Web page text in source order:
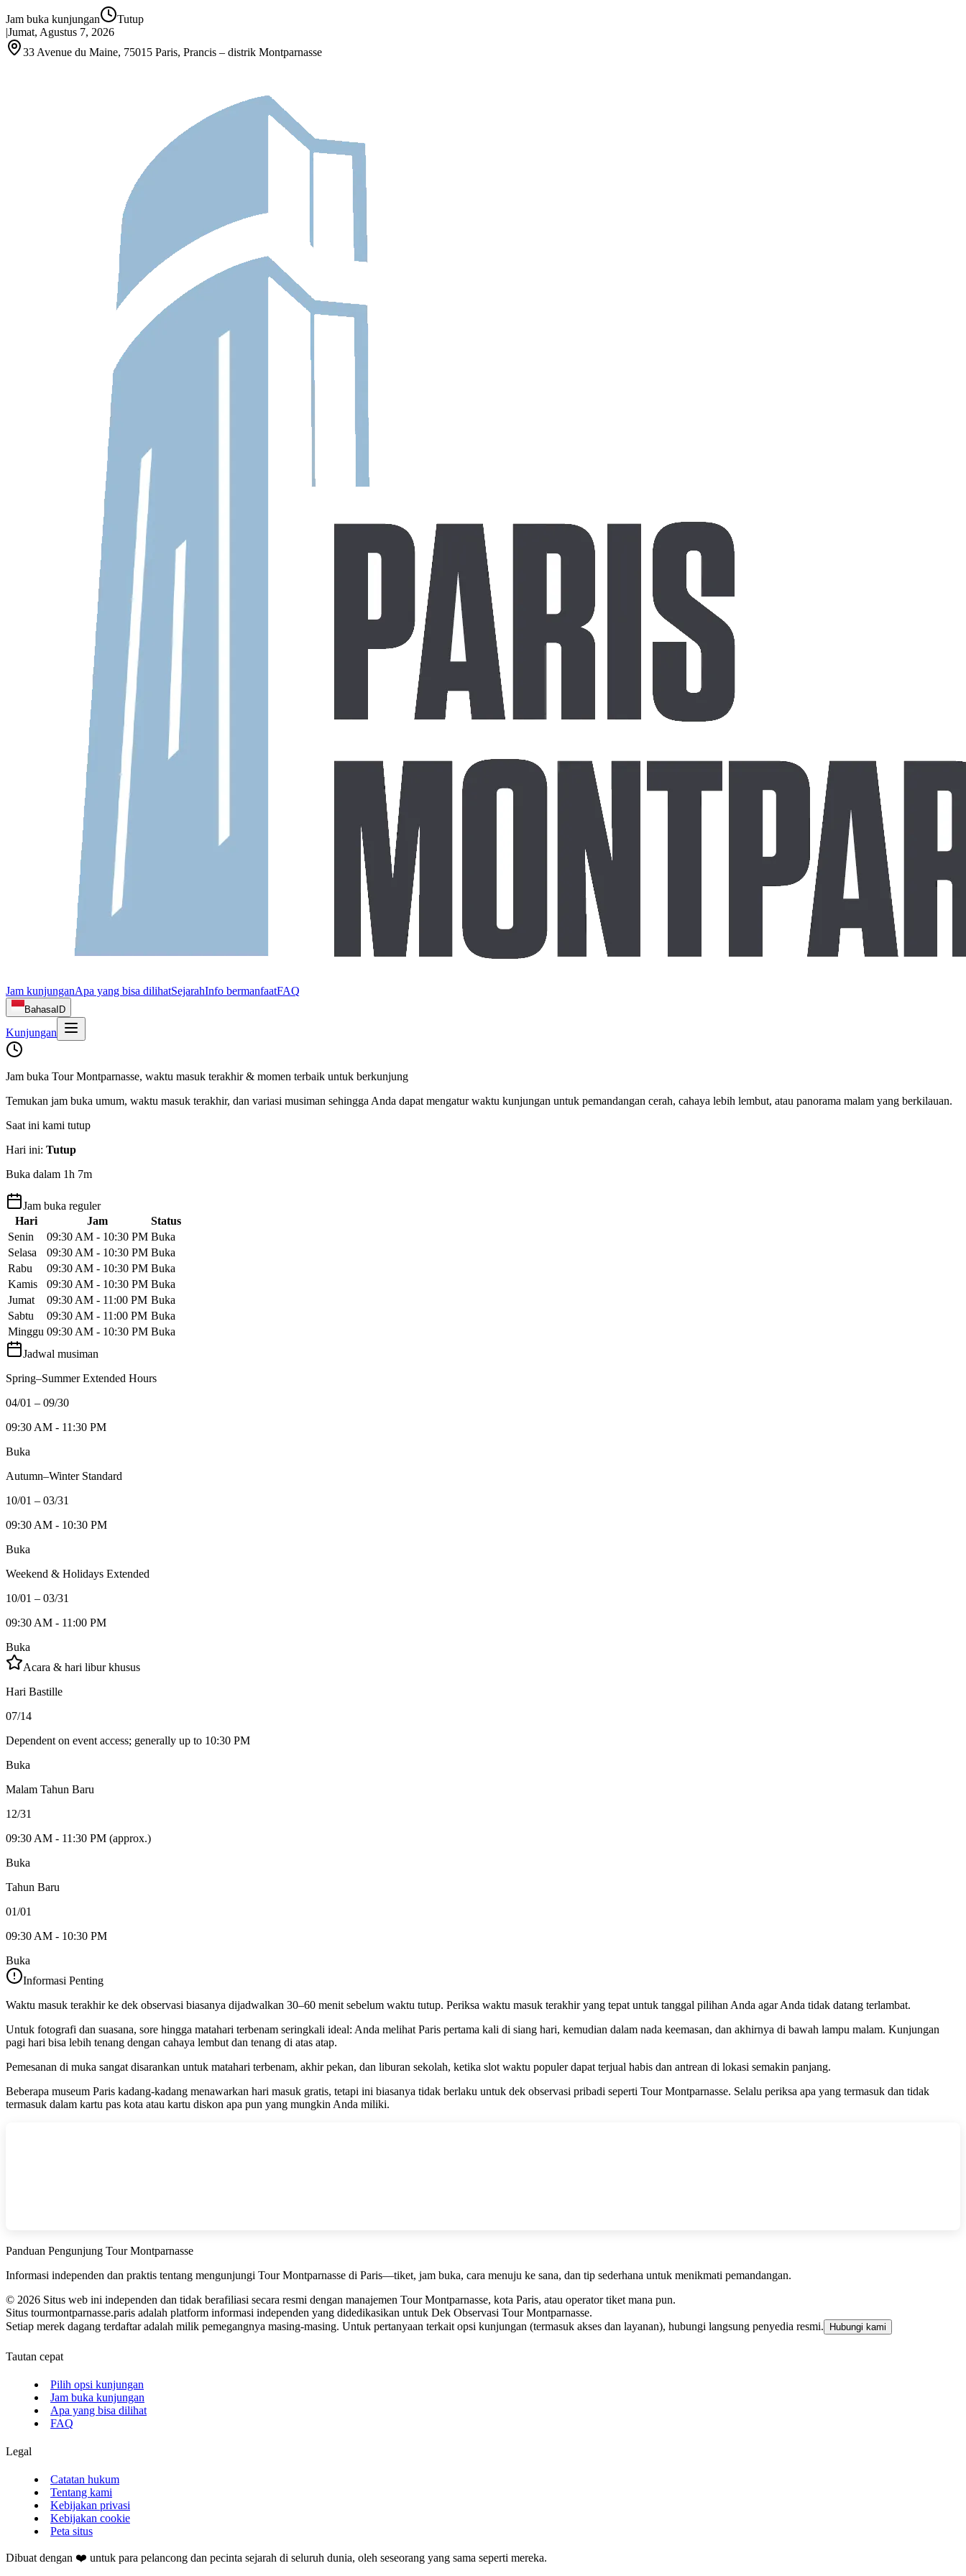
Jam buka kunjungan
Tutup
|Jumat, Agustus 7, 2026
33 Avenue du Maine, 75015 Paris, Prancis – distrik Montparnasse
Jam kunjunganApa yang bisa dilihatSejarahInfo bermanfaatFAQ
BahasaID
Kunjungan
Jam buka Tour Montparnasse, waktu masuk terakhir & momen terbaik untuk berkunjung
Temukan jam buka umum, waktu masuk terakhir, dan variasi musiman sehingga Anda dapat mengatur waktu kunjungan untuk pemandangan cerah, cahaya lebih lembut, atau panorama malam yang berkilauan.
Saat ini kami tutup
Hari ini: Tutup
Buka dalam 1h 7m
Jam buka reguler
Hari
Jam
Status
Senin
09:30 AM - 10:30 PM Buka
Selasa
09:30 AM - 10:30 PM Buka
Rabu
09:30 AM - 10:30 PM Buka
Kamis
09:30 AM - 10:30 PM Buka
Jumat
09:30 AM - 11:00 PM Buka
Sabtu
09:30 AM - 11:00 PM Buka
Minggu 09:30 AM - 10:30 PM Buka
Jadwal musiman
Spring–Summer Extended Hours
04/01 – 09/30
09:30 AM - 11:30 PM
Buka
Autumn–Winter Standard
10/01 – 03/31
09:30 AM - 10:30 PM
Buka
Weekend & Holidays Extended
10/01 – 03/31
09:30 AM - 11:00 PM
Buka
Acara & hari libur khusus
Hari Bastille
07/14
Dependent on event access; generally up to 10:30 PM
Buka
Malam Tahun Baru
12/31
09:30 AM - 11:30 PM (approx.)
Buka
Tahun Baru
01/01
09:30 AM - 10:30 PM
Buka
Informasi Penting
Waktu masuk terakhir ke dek observasi biasanya dijadwalkan 30–60 menit sebelum waktu tutup. Periksa waktu masuk terakhir yang tepat untuk tanggal pilihan Anda agar Anda tidak datang terlambat.
Untuk fotografi dan suasana, sore hingga matahari terbenam seringkali ideal: Anda melihat Paris pertama kali di siang hari, kemudian dalam nada keemasan, dan akhirnya di bawah lampu malam. Kunjungan
pagi hari bisa lebih tenang dengan cahaya lembut dan tenang di atas atap.
Pemesanan di muka sangat disarankan untuk matahari terbenam, akhir pekan, dan liburan sekolah, ketika slot waktu populer dapat terjual habis dan antrean di lokasi semakin panjang.
Beberapa museum Paris kadang-kadang menawarkan hari masuk gratis, tetapi ini biasanya tidak berlaku untuk dek observasi pribadi seperti Tour Montparnasse. Selalu periksa apa yang termasuk dan tidak
termasuk dalam kartu pas kota atau kartu diskon apa pun yang mungkin Anda miliki.
Panduan Pengunjung Tour Montparnasse
Informasi independen dan praktis tentang mengunjungi Tour Montparnasse di Paris—tiket, jam buka, cara menuju ke sana, dan tip sederhana untuk menikmati pemandangan.
© 2026 Situs web ini independen dan tidak berafiliasi secara resmi dengan manajemen Tour Montparnasse, kota Paris, atau operator tiket mana pun.
Situs tourmontparnasse.paris adalah platform informasi independen yang didedikasikan untuk Dek Observasi Tour Montparnasse.
Setiap merek dagang terdaftar adalah milik pemegangnya masing-masing. Untuk pertanyaan terkait opsi kunjungan (termasuk akses dan layanan), hubungi langsung penyedia resmi.
Hubungi kami
Tautan cepat
Pilih opsi kunjungan
Jam buka kunjungan
Apa yang bisa dilihat
FAQ
Legal
Catatan hukum
Tentang kami
Kebijakan privasi
Kebijakan cookie
Peta situs
Dibuat dengan ❤️ untuk para pelancong dan pecinta sejarah di seluruh dunia, oleh seseorang yang sama seperti mereka.